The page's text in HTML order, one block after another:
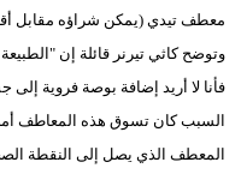
معطف تيدي (يمكن شراؤه مقابل أقل من 250 جنيها
وتوضح كاثي تيرنر قائلة إن
فأنا لا أريد إضافة بوصة فروية إلى
السبب كان تسوق هذه المعاطف
المعطف الذي يصل إلى النقطة